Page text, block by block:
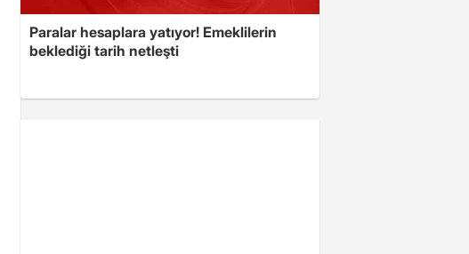
Paralar hesaplara yatıyor! Emeklilerin
beklediği tarih netleşti